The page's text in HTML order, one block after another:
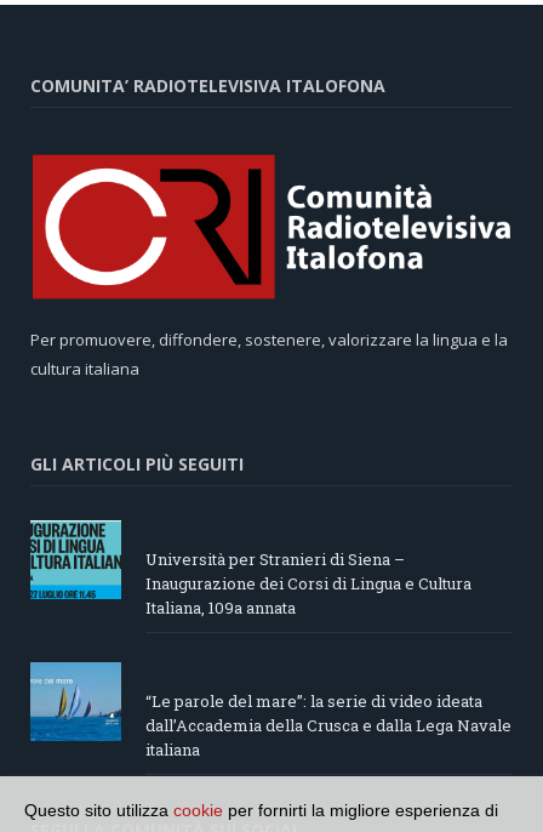
COMUNITA’ RADIOTELEVISIVA ITALOFONA
Per promuovere, diffondere, sostenere, valorizzare la lingua e la
cultura italiana
GLI ARTICOLI PIÙ SEGUITI
Università per Stranieri di Siena –
Inaugurazione dei Corsi di Lingua e Cultura
Italiana, 109a annata
“Le parole del mare”: la serie di video ideata
dall’Accademia della Crusca e dalla Lega Navale
italiana
Questo sito utilizza cookie per fornirti la migliore esperienza di